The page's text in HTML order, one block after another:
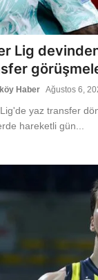
Lig
Haber Ağustos 6,
yaz transfer
hareketli gün...